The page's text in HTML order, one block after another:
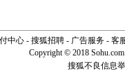
中心- 搜狐招聘- 广告服务- 客
Copyright © 2018
搜狐不良信息